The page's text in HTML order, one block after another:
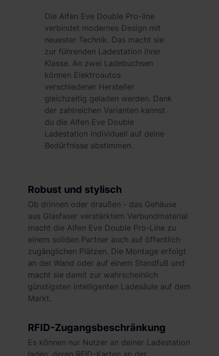
Die Alfen Eve Double Pro-line
verbindet modernes Design mit
neuester Technik. Das macht sie
zur führenden Ladestation ihrer
Klasse. An zwei Ladebuchsen
können Elektroautos
verschiedener Hersteller
gleichzeitig geladen werden. Dank
der zahlreichen Varianten kannst
du die Alfen Eve Double
Ladestation individuell auf deine
Bedürfnisse abstimmen.
Robust und stylisch
Ob drinnen oder draußen - das Gehäuse
aus Glasfaser verstärktem Verbundmaterial
macht die Alfen Eve Double Pro-Line zu
einem soliden Partner auch auf öffentlich
zugänglichen Plätzen. Die Montage erfolgt
an der Wand oder auf einem Standfuß und
macht sie damit zur wahrscheinlich
günstigsten intelligenten Ladesäule auf dem
Markt.
RFID-Zugangsbeschränkung
Es können nur Nutzer an deiner Ladestation
laden, deren RFID-Karten an der